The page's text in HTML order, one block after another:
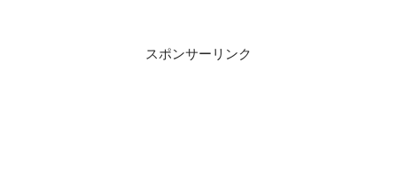
スポンサーリンク